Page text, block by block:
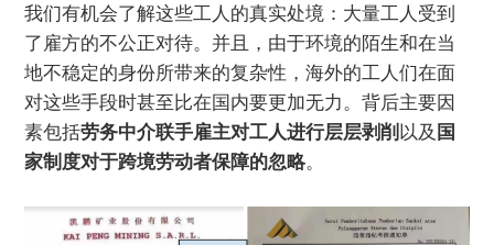
我们有机会了解这些工人的真实处境：大量工人受到
了雇方的不公正对待。并且，由于环境的陌生和在当
地不稳定的身份所带来的复杂性，海外的工人们在面
对这些手段时甚至比在国内要更加无力。背后主要因
素包括劳务中介联手雇主对工人进行层层剥削以及 国
家制度对于跨境劳动者保障的忽略。